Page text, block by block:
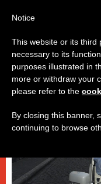
PAPI,SPIRITUALITÀ E
Notice
This website or its third
necessary to its
purposes illustrated in
more or withdraw your
please refer to the
By closing this banner,
continuing to browse